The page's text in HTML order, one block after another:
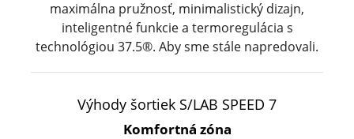
maximálna pružnosť, minimalistický dizajn,
inteligentné funkcie a termoregulácia s
technológiou 37.5®. Aby sme stále napredovali.
Výhody šortiek S/LAB SPEED 7
Komfortná zóna